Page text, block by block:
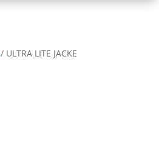
/ ULTRA LITE JACKE